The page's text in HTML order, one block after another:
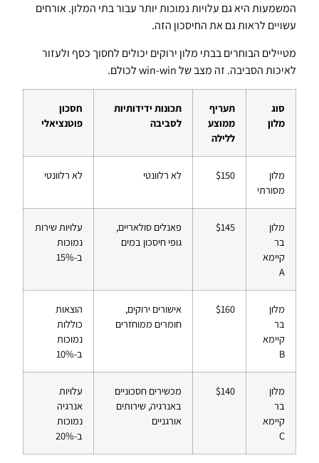
המשמעות היא גם עלויות נמוכות יותר עבור בתי המלון. אורחים
עשויים לראות גם את החיסכון הזה.
מטיילים הבוחרים בבתי מלון ירוקים יכולים לחסוך כסף ולעזור
לאיכות הסביבה. זה מצב של win-win לכולם.
סוג
מלון
תעריף
ממוצע
ללילה
תכונות ידידותיות
לסביבה
חסכון
פוטנציאלי
מלון
מסורתי
$150 לא רלוונטי לא רלוונטי
מלון
בר
קיימא
A
$145
פאנלים סולאריים,
גופי חיסכון במים
עלויות שירות
נמוכות
ב-15%
מלון
בר
קיימא
B
$160
אישורים ירוקים,
חומרים ממוחזרים
הוצאות
כוללות
נמוכות
ב-10%
מלון
בר
קיימא
C
$140
מכשירים חסכוניים
באנרגיה, שירותים
אורגניים
עלויות
אנרגיה
נמוכות
ב-20%